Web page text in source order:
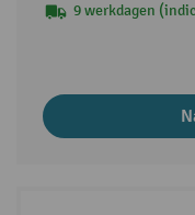
9 werkdagen